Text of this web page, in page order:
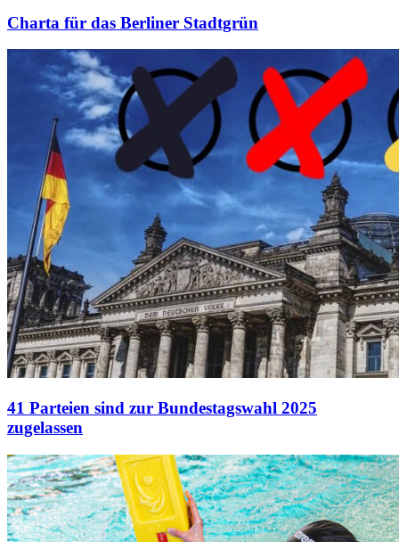
Charta für das Berliner Stadtgrün
41 Parteien sind zur Bundestagswahl 2025
zugelassen